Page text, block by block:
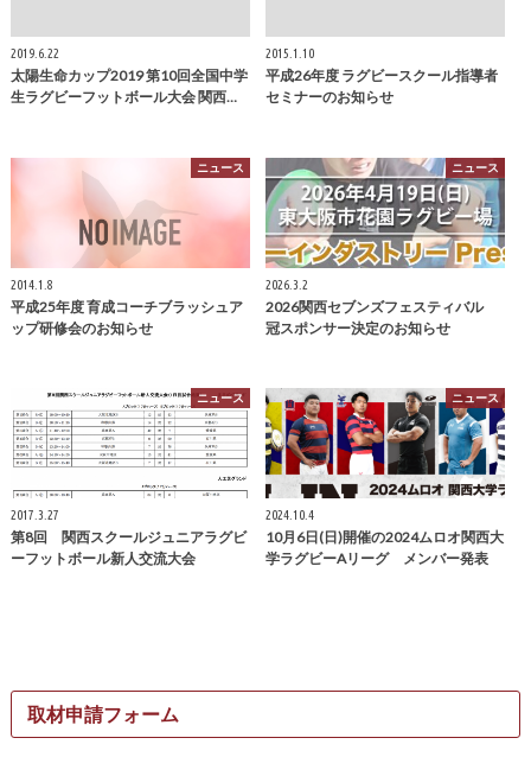
2019.6.22
太陽生命カップ2019 第10回全国中学
生ラグビーフットボール大会 関西…
2015.1.10
平成26年度 ラグビースクール指導者
セミナーのお知らせ
ニュース
2014.1.8
平成25年度 育成コーチブラッシュア
ップ研修会のお知らせ
ニュース
2026.3.2
2026関西セブンズフェスティバル
冠スポンサー決定のお知らせ
ニュース
2017.3.27
第8回 関西スクールジュニアラグビ
ーフットボール新人交流大会
ニュース
2024.10.4
10月6日(日)開催の2024ムロオ関西大
学ラグビーAリーグ メンバー発表
取材申請フォーム